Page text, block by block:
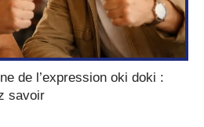
de l’expression oki doki :
savoir